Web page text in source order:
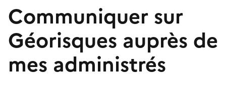
Communiquer sur
Géorisques auprès de
mes administrés